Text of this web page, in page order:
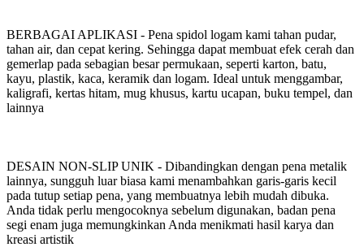
BERBAGAI APLIKASI - Pena spidol logam kami tahan pudar,
tahan air, dan cepat kering. Sehingga dapat membuat efek cerah dan
gemerlap pada sebagian besar permukaan, seperti karton, batu,
kayu, plastik, kaca, keramik dan logam. Ideal untuk menggambar,
kaligrafi, kertas hitam, mug khusus, kartu ucapan, buku tempel, dan
lainnya
DESAIN NON-SLIP UNIK - Dibandingkan dengan pena metalik
lainnya, sungguh luar biasa kami menambahkan garis-garis kecil
pada tutup setiap pena, yang membuatnya lebih mudah dibuka.
Anda tidak perlu mengocoknya sebelum digunakan, badan pena
segi enam juga memungkinkan Anda menikmati hasil karya dan
kreasi artistik